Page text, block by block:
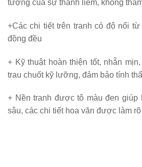
tượng của sự thanh liêm, không
+Các chi tiết trên tranh có độ nổi
đồng đều
+ Kỹ thuật hoàn thiện tốt, nhẵn
trau chuốt kỹ lưỡng, đảm bảo tính
+ Nền tranh được tô màu đen giúp
sâu, các chi tiết hoa văn được làm